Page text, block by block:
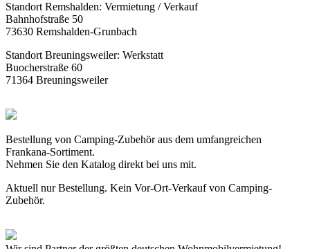
Standort Remshalden: Vermietung / Verkauf
Bahnhofstraße 50
73630 Remshalden-Grunbach
Standort Breuningsweiler: Werkstatt
Buocherstraße 60
71364 Breuningsweiler
Bestellung von Camping-Zubehör aus dem umfangreichen
Frankana-Sortiment.
Nehmen Sie den Katalog direkt bei uns mit.
Aktuell nur Bestellung. Kein Vor-Ort-Verkauf von Camping-
Zubehör.